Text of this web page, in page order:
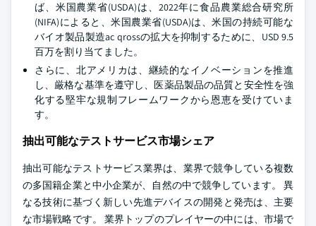
ば、米国農業省(USDA)は、2022年に食品農業総合研究所
(NIFA)によると、米国農業省(USDA)は、米国の持続可能な
バイオ製品製造ac qrossの拡大を抑制するために、USD 9.5
百万を割り当てました。
さらに、北アメリカは、継続的なイノベーションを推進
し、厳格な基準を遵守し、医薬品製品の品質と安全性を強
化する堅牢な規制フレームワークから恩恵を受けていま
す。
抽出可能なテストサービス市場シェア
抽出可能なテストサービス業界は、業界で競争している複数
の多国籍企業と中小企業が、自然の中で競争しています。 異
なる技術に基づく新しい先進デバイスの開発と発売は、主要
な市場戦略です。 業界トップのプレイヤーの中には、市場で